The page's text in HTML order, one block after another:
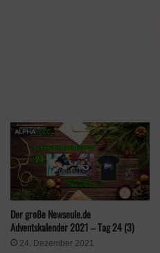
Der große Newseule.de
Adventskalender 2021 – Tag 24 (3)
24. Dezember 2021